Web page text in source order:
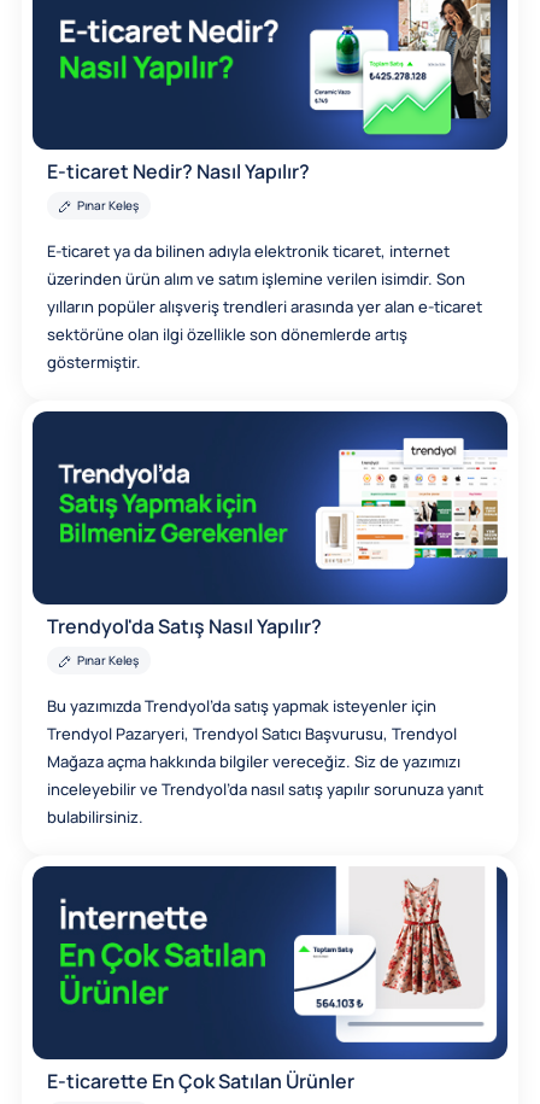
E-ticaret Nedir? Nasıl Yapılır?
Pınar Keleş
E-ticaret ya da bilinen adıyla elektronik ticaret, internet
üzerinden ürün alım ve satım işlemine verilen isimdir. Son
yılların popüler alışveriş trendleri arasında yer alan e-ticaret
sektörüne olan ilgi özellikle son dönemlerde artış
göstermiştir.
Trendyol'da Satış Nasıl Yapılır?
Pınar Keleş
Bu yazımızda Trendyol’da satış yapmak isteyenler için
Trendyol Pazaryeri, Trendyol Satıcı Başvurusu, Trendyol
Mağaza açma hakkında bilgiler vereceğiz. Siz de yazımızı
inceleyebilir ve Trendyol’da nasıl satış yapılır sorunuza yanıt
bulabilirsiniz.
E-ticarette En Çok Satılan Ürünler